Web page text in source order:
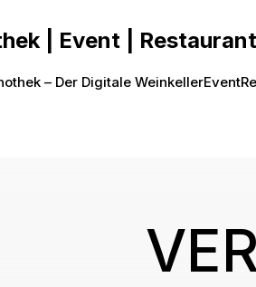
| Event | Restaurant
– Der Digitale WeinkellerEvent